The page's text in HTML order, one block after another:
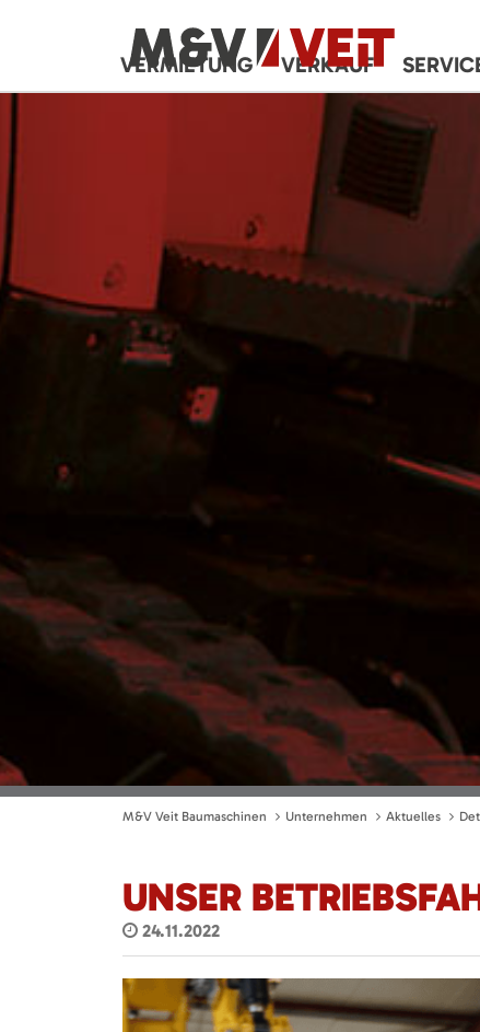
VERMIETUNG VERKAUF
M&V Veit Baumaschinen Unternehmen Aktuelles
UNSER
24.11.2022